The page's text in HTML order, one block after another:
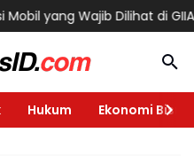
Wajib Dilihat di GIIAS 2026,
Hukum Ekonomi Bisnis